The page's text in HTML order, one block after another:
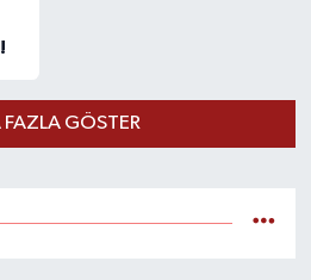
FAZLA GÖSTER